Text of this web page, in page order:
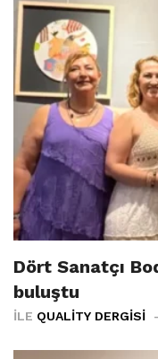
Dört Sanatçı
buluştu
İLE QUALITY DERGISI